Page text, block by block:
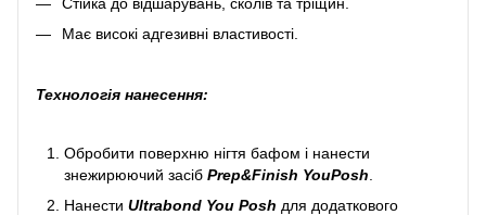
Має високі адгезивні властивості.
Технологія нанесення:
Обробити поверхню нігтя бафом і нанести
знежирюючий засіб Prep&Finish YouPosh
Нанести Ultrabond You Posh для додаткового